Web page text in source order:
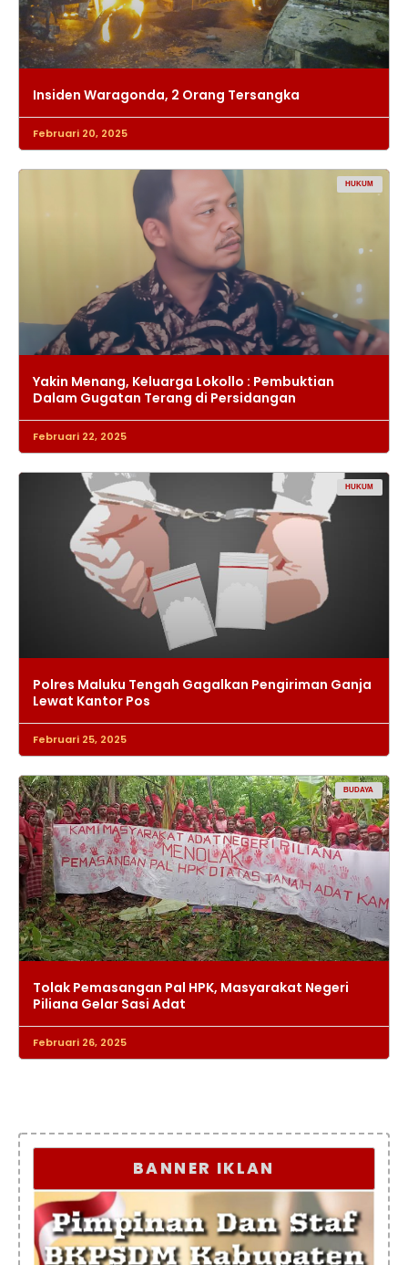
Insiden Waragonda, 2 Orang Tersangka
Februari 20, 2025
HUKUM
Yakin Menang, Keluarga Lokollo : Pembuktian
Dalam Gugatan Terang di Persidangan
Februari 22, 2025
HUKUM
Polres Maluku Tengah Gagalkan Pengiriman Ganja
Lewat Kantor Pos
Februari 25, 2025
BUDAYA
Tolak Pemasangan Pal HPK, Masyarakat Negeri
Piliana Gelar Sasi Adat
Februari 26, 2025
BANNER IKLAN